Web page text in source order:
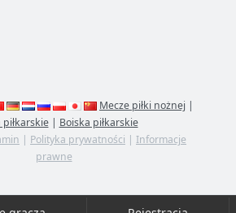
Mecze piłki nożnej |
piłkarskie| Boiska piłkarskie
| Polityka prywatności | Informacje
prawne